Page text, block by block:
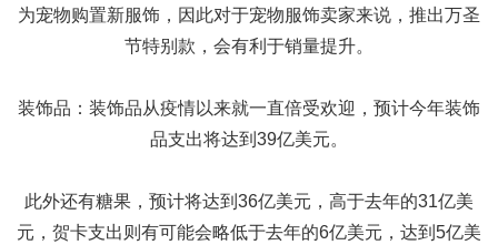
为宠物购置新服饰，因此对于宠物服饰卖家来说，推出万圣
节特别款，会有利于销量提升。
装饰品：装饰品从疫情以来就一直倍受欢迎，预计今年装饰
品支出将达到39亿美元。
此外还有糖果，预计将达到36亿美元，高于去年的31亿美
元，贺卡支出则有可能会略低于去年的6亿美元，达到5亿美